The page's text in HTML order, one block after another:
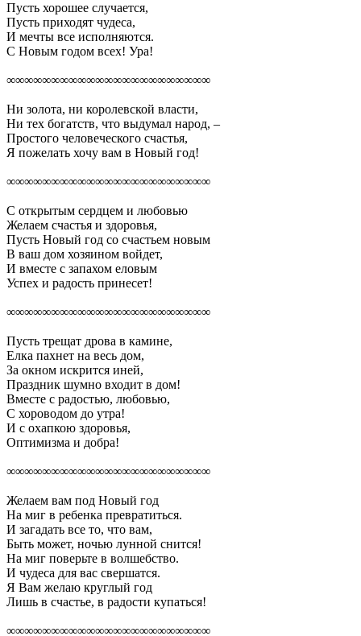
Пусть хорошее случается,
Пусть приходят чудеса,
И мечты все исполняются.
С Новым годом всех! Ура!
∞∞∞∞∞∞∞∞∞∞∞∞∞∞∞∞∞∞∞∞∞∞∞
Ни золота, ни королевской власти,
Ни тех богатств, что выдумал народ, –
Простого человеческого счастья,
Я пожелать хочу вам в Новый год!
∞∞∞∞∞∞∞∞∞∞∞∞∞∞∞∞∞∞∞∞∞∞∞
С открытым сердцем и любовью
Желаем счастья и здоровья,
Пусть Новый год со счастьем новым
В ваш дом хозяином войдет,
И вместе с запахом еловым
Успех и радость принесет!
∞∞∞∞∞∞∞∞∞∞∞∞∞∞∞∞∞∞∞∞∞∞∞
Пусть трещат дрова в камине,
Елка пахнет на весь дом,
За окном искрится иней,
Праздник шумно входит в дом!
Вместе с радостью, любовью,
С хороводом до утра!
И с охапкою здоровья,
Оптимизма и добра!
∞∞∞∞∞∞∞∞∞∞∞∞∞∞∞∞∞∞∞∞∞∞∞
Желаем вам под Новый год
На миг в ребенка превратиться.
И загадать все то, что вам,
Быть может, ночью лунной снится!
На миг поверьте в волшебство.
И чудеса для вас свершатся.
Я Вам желаю круглый год
Лишь в счастье, в радости купаться!
∞∞∞∞∞∞∞∞∞∞∞∞∞∞∞∞∞∞∞∞∞∞∞